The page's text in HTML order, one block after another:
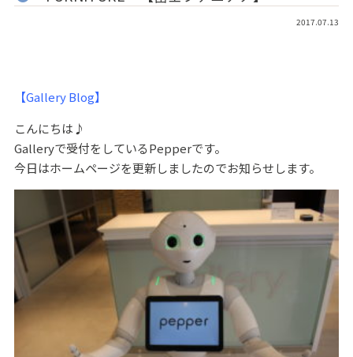
2017.07.13
【Gallery Blog】
こんにちは♪
Galleryで受付をしているPepperです。
今日はホームページを更新しましたのでお知らせします。